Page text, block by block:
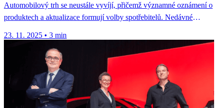
Automobilový trh se neustále vyvíjí, přičemž významné oznámení o
produktech a aktualizace formují volby spotřebitelů. Nedávné
23. 11. 2025 • 3 min